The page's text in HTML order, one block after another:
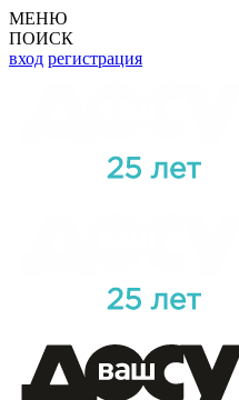
МЕНЮ
ПОИСК
вход регистрация